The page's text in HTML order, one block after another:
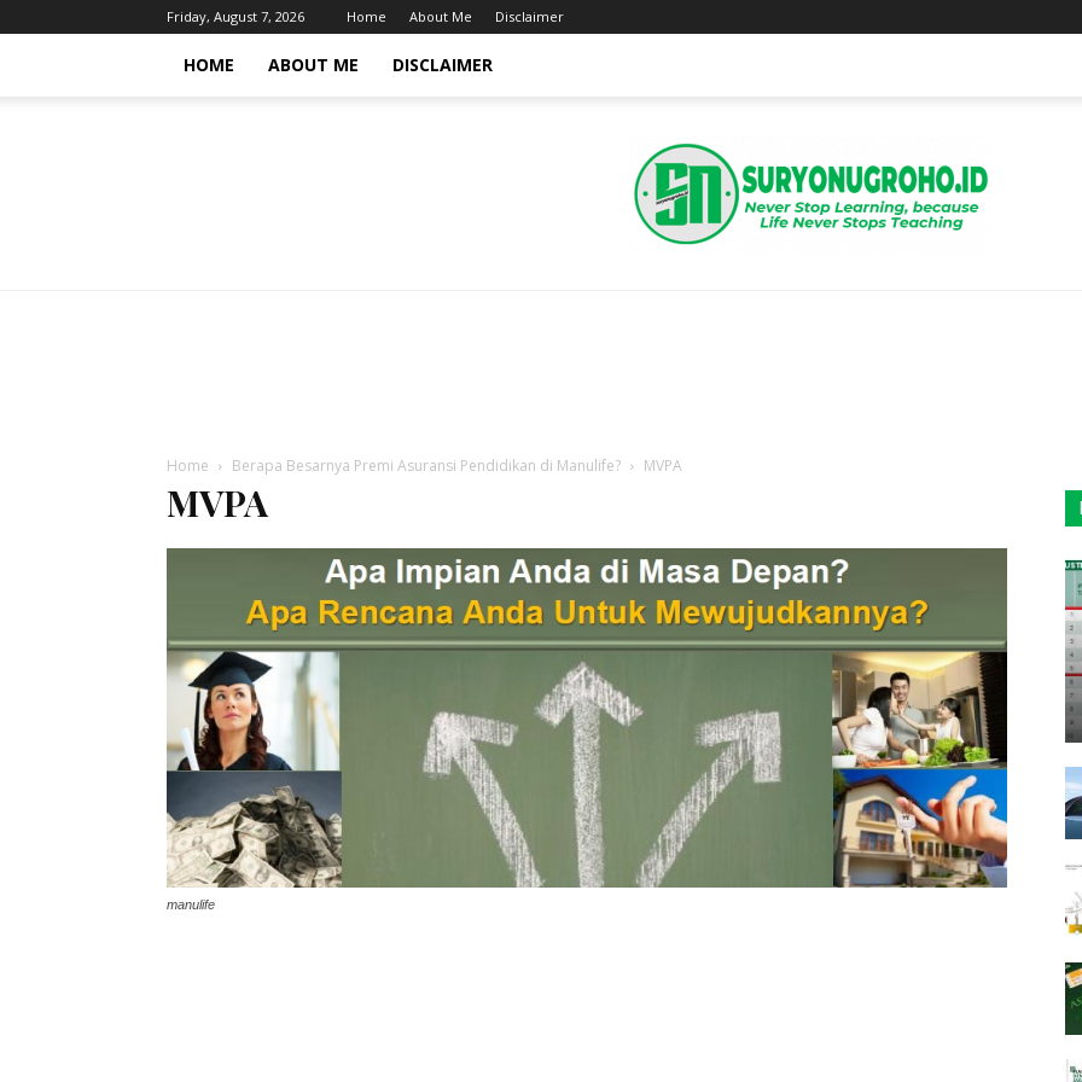
Friday, August 7, 2026 Home About Me Disclaimer
HOME ABOUT ME DISCLAIMER
Corner
Home Berapa Besarnya Premi Asuransi Pendidikan di Manulife? MVPA
MVPA
manulife